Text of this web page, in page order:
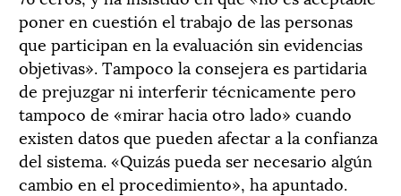
poner en cuestión el trabajo de las personas
que participan en la evaluación sin evidencias
objetivas». Tampoco la consejera es partidaria
de prejuzgar ni interferir técnicamente pero
tampoco de «mirar hacia otro lado» cuando
existen datos que pueden afectar a la confianza
del sistema. «Quizás pueda ser necesario algún
cambio en el procedimiento», ha apuntado.